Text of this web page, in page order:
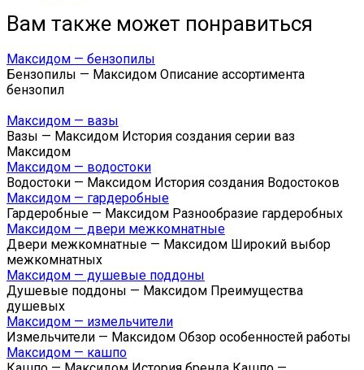
Вам также может понравиться
Максидом — бензопилы
Бензопилы — Максидом Описание ассортимента
бензопил
Максидом — вазы
Вазы — Максидом История создания серии ваз
Максидом
Максидом — водостоки
Водостоки — Максидом История создания Водостоков
Максидом — гардеробные
Гардеробные — Максидом Разнообразие гардеробных
Максидом — двери межкомнатные
Двери межкомнатные — Максидом Широкий выбор
межкомнатных
Максидом — душевые поддоны
Душевые поддоны — Максидом Преимущества
душевых
Максидом — измельчители
Измельчители — Максидом Обзор особенностей работы
Максидом — кашпо